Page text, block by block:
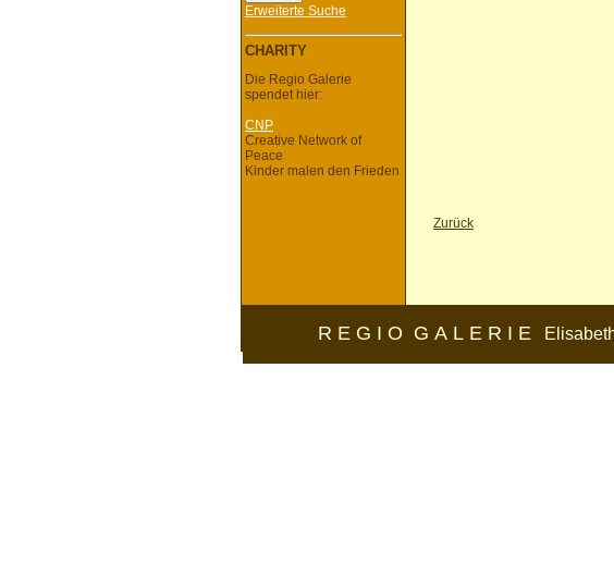
Erweiterte Suche
CHARITY
Die Regio Galerie
spendet hier:
CNP
Creative Network of
Peace
Kinder malen den Frieden
Zurück
R E G I O G A L E R I E